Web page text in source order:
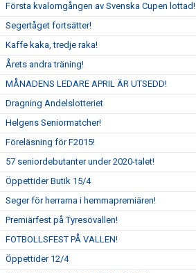
Första kvalomgången av Svenska Cupen lottad!
Segertåget fortsätter!
Kaffe kaka, tredje raka!
Årets andra träning!
MÅNADENS LEDARE APRIL ÄR UTSEDD!
Dragning Andelslotteriet
Helgens Seniormatcher!
Föreläsning för F2015!
57 seniordebutanter under 2020-talet!
Öppettider Butik 15/4
Seger för herrarna i hemmapremiären!
Premiärfest på Tyresövallen!
FOTBOLLSFEST PÅ VALLEN!
Öppettider 12/4